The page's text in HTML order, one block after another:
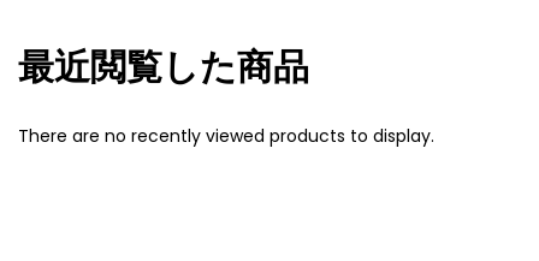
最近閲覧した商品
There are no recently viewed products to display.